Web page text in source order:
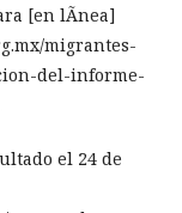
[en lÃ­nea]
migrantes-
del-informe-
el 24 de